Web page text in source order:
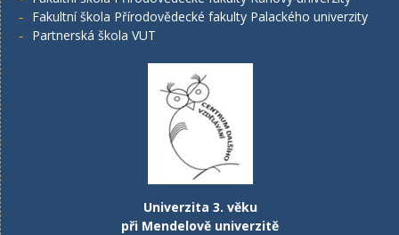
Fakultní škola Přírodovědecké fakulty Palackého univerzity
Partnerská škola VUT
Univerzita 3. věku
při Mendelově univerzitě